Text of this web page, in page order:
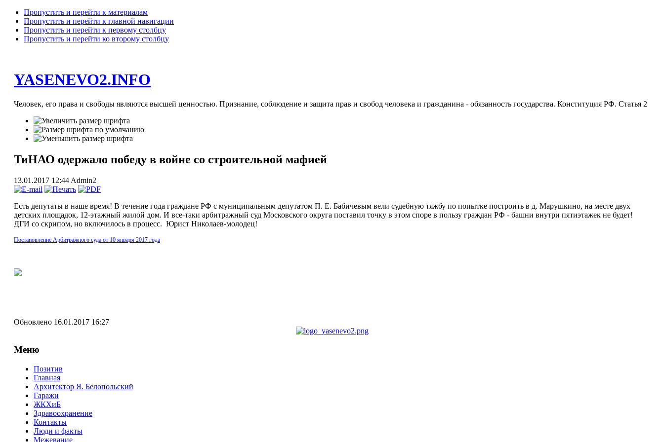
Пропустить и перейти к материалам
Пропустить и перейти к главной навигации
Пропустить и перейти к первому столбцу
Пропустить и перейти ко второму столбцу
YASENEVO2.INFO
Человек, его права и свободы являются высшей ценностью. Признание, соблюдение и защита прав и свобод человека и гражданина - обязанность государства. Конституция РФ. Статья 2
ТиНАО одержало победу в войне со строительной мафией
13.01.2017 12:44 Admin2
Есть депутаты в наше время! В течение года граждане РФ с муниципальным депутатом П. Е. Бабичевым вели судебную тяжбу по попытке построить в д. Марушкино, на месте двух
детских площадок, 12-этажный жилой дом. И все-таки арбитражный суд Московского округа поставил точку в этом споре в пользу граждан РФ - башни внутри пятиэтажек не будет!
ДГИ со скрипом, но включилось в процесс. Юрист Николаев-молодец!
Постановление Арбитражного суда от 10 января 2017 года
Обновлено 16.01.2017 16:27
Меню
Позитив
Главная
Архитектор Я. Белопольский
Гаражи
ЖКХиБ
Здравоохранение
Контакты
Люди и факты
Межевание